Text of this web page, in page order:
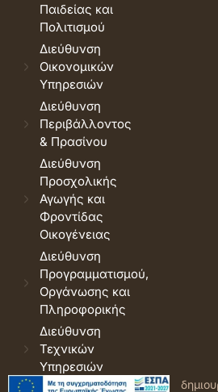
Παιδείας και
Πολιτισμού
Διεύθυνση
Οικονομικών
Υπηρεσιών
Διεύθυνση
Περιβάλλοντος
& Πρασίνου
Διεύθυνση
Προσχολικής
Αγωγής και
Φροντίδας
Οικογένειας
Διεύθυνση
Προγραμματισμού,
Οργάνωσης και
Πληροφορικής
Διεύθυνση
Τεχνικών
Υπηρεσιών
© 2026 Δήμος Δράμας. Όροι